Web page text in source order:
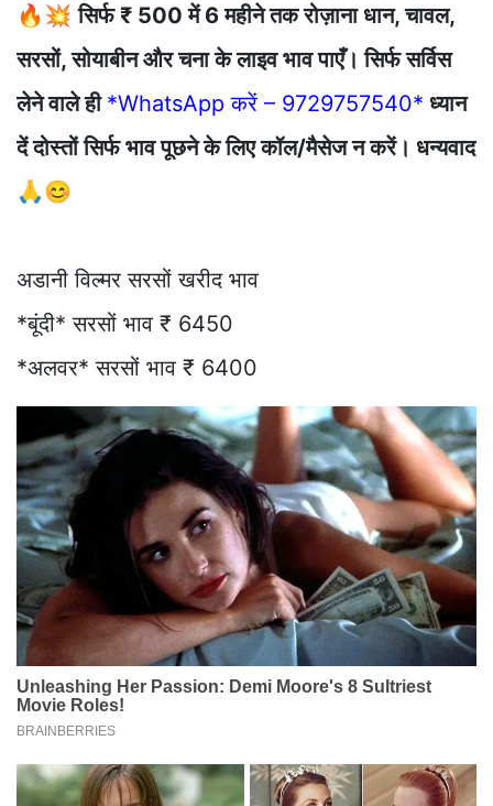
🔥💥सिर्फ ₹ 500 में 6 महीने तक रोज़ाना धान, चावल,
सरसों, सोयाबीन और चना के लाइव भाव पाएँ। सिर्फ सर्विस
लेने वाले ही *WhatsApp करें – 9729757540* ध्यान
दें दोस्तों सिर्फ भाव पूछने के लिए कॉल/मैसेज न करें। धन्यवाद
🙏😊
अडानी विल्मर सरसों खरीद भाव
*बूंदी* सरसों भाव ₹ 6450
*अलवर* सरसों भाव ₹ 6400